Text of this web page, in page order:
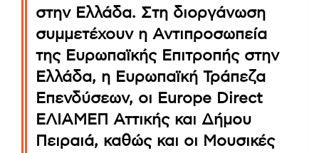
στην Ελλάδα. Στη διοργάνωση
συμμετέχουν η Αντιπροσωπεία
της Ευρωπαϊκής Επιτροπής στην
Ελλάδα, η Ευρωπαϊκή Τράπεζα
Επενδύσεων, οι Europe Direct
ΕΛΙΑΜΕΠ Αττικής και Δήμου
Πειραιά, καθώς και οι Μουσικές